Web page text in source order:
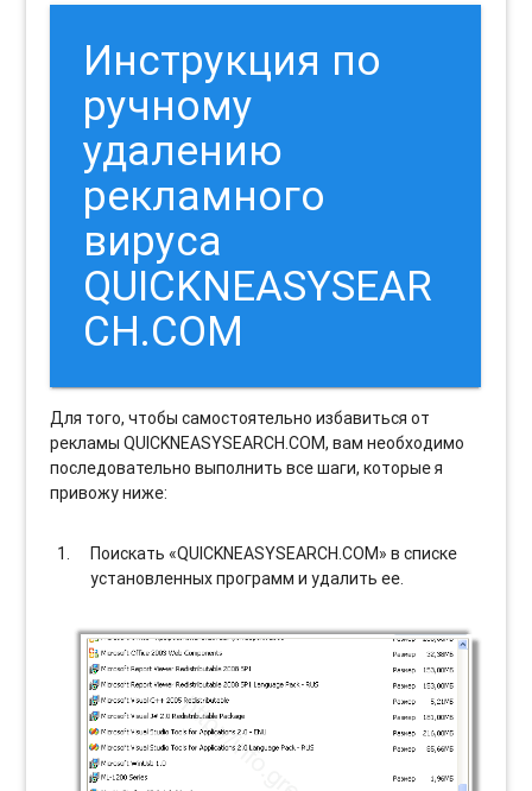
Инструкция по
ручному
удалению
рекламного
вируса
QUICKNEASYSEAR
CH.COM
Для того, чтобы самостоятельно избавиться от
рекламы QUICKNEASYSEARCH.COM, вам необходимо
последовательно выполнить все шаги, которые я
привожу ниже:
Поискать «QUICKNEASYSEARCH.COM» в списке
установленных программ и удалить ее.